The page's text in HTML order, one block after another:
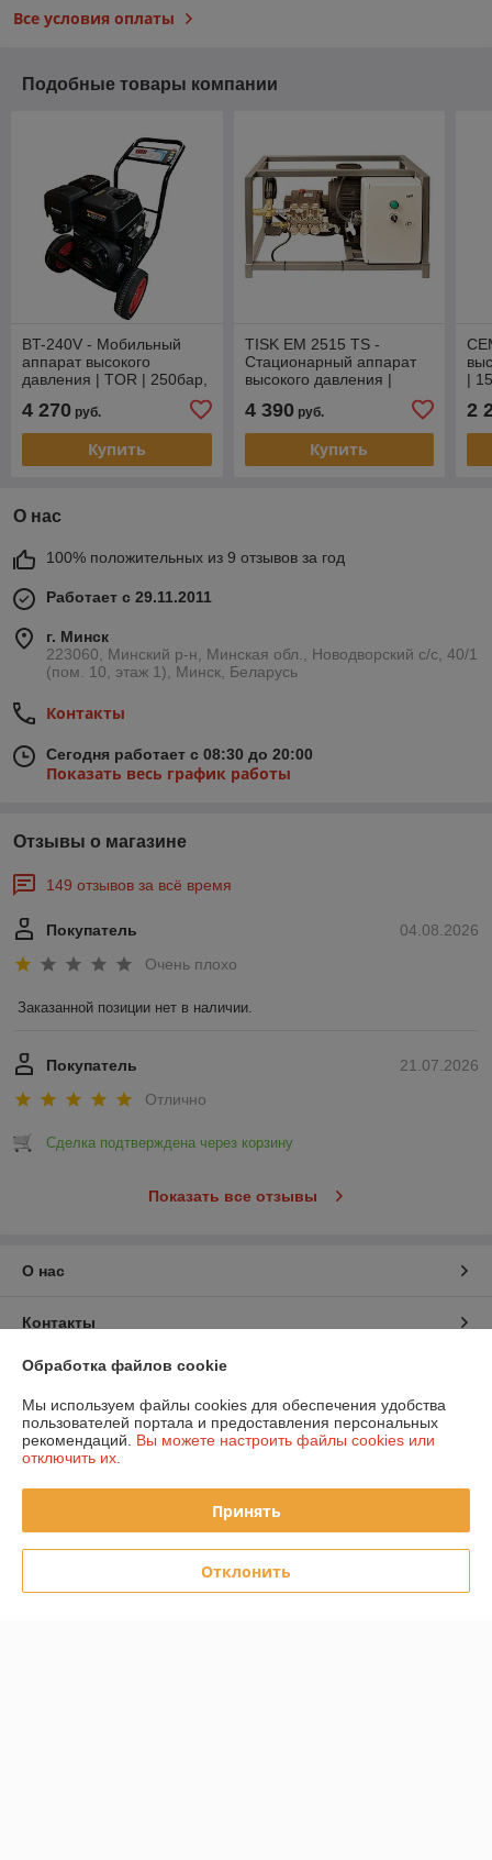
Все условия оплаты
Подобные товары компании
BT-240V - Мобильный
аппарат высокого
давления | TOR | 250бар,
4 270 руб.
Купить
TISK EM 2515 TS -
Стационарный аппарат
высокого давления |
250бар, 15л/мин
4 390руб.
Купить
|
2
О нас
100% положительных из 9 отзывов за год
Работает с 29.11.2011
г. Минск
223060, Минский р-н, Минская обл., Новодворский с/с, 40/1
(пом. 10, этаж 1), Минск, Беларусь
Контакты
Сегодня работает с 08:30 до 20:00
Показать весь график работы
Отзывы о магазине
149 отзывов за всё время
04.08.2026
Покупатель
Очень плохо
Заказанной позиции нет в наличии.
21.07.2026
Покупатель
Отлично
Сделка подтверждена через корзину
Показать все отзывы
О нас
Контакты
Доставка и оплата
График работы
Политика обработки cookies
Сайт создан на платформе Deal.by
Обработка файлов cookie
Мы используем файлы cookies для обеспечения удобства
пользователей портала и предоставления персональных
рекомендаций. Вы можете настроить файлы cookies или
отключить их.
Принять
Отклонить